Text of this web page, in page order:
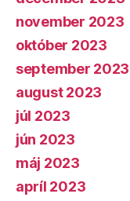
november 2023
október 2023
september 2023
august 2023
júl 2023
jún 2023
máj 2023
apríl 2023